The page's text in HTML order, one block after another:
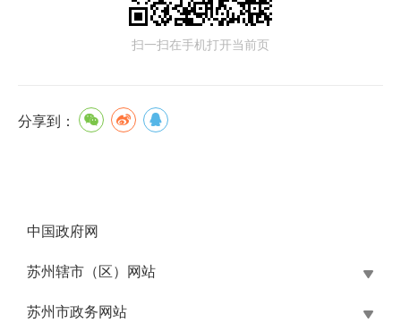
扫一扫在手机打开当前页
分享到：
中国政府网
苏州辖市（区）网站
苏州市政务网站